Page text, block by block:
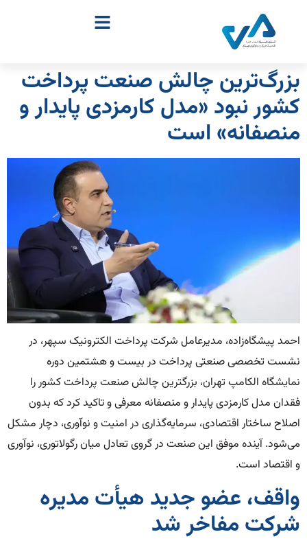
بزرگ‌ترین چالش صنعت پرداخت
کشور نبود «مدل کارمزدی پایدار و
منصفانه» است
احمد پیشگاه‌زاده، مدیرعامل شرکت پرداخت الکترونیک سپهر، در
نشست تخصصی صنعتی پرداخت در بیست و هشتمین دوره
نمایشگاه الکامپ تهران، بزرگترین چالش صنعت پرداخت کشور را
فقدان مدل کارمزدی پایدار و منصفانه معرفی و تاکید کرد که بدون
اصلاح ساختار اقتصادی، سرمایه‌گذاری در امنیت و نوآوری، دچار مشکل
می‌شود. آینده موفق این صنعت در گروی تعادل میان رگولاتوری، نوآوری
و اقتصاد است.
واقف، عضو جدید هیأت مدیره
شرکت مفاخر شد